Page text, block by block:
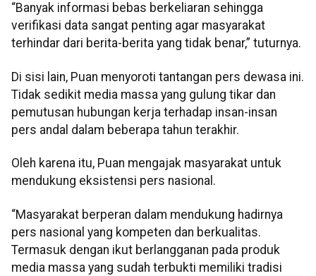
“Banyak informasi bebas berkeliaran sehingga
verifikasi data sangat penting agar masyarakat
terhindar dari berita-berita yang tidak benar,” tuturnya.
Di sisi lain, Puan menyoroti tantangan pers dewasa ini.
Tidak sedikit media massa yang gulung tikar dan
pemutusan hubungan kerja terhadap insan-insan
pers andal dalam beberapa tahun terakhir.
Oleh karena itu, Puan mengajak masyarakat untuk
mendukung eksistensi pers nasional.
“Masyarakat berperan dalam mendukung hadirnya
pers nasional yang kompeten dan berkualitas.
Termasuk dengan ikut berlangganan pada produk
media massa yang sudah terbukti memiliki tradisi